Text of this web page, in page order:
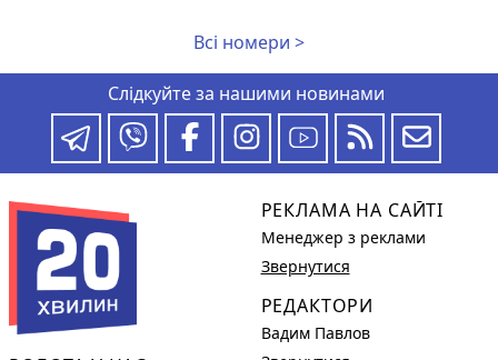
Всі номери >
Слідкуйте за нашими новинами
РЕКЛАМА НА САЙТІ
Менеджер з реклами
Звернутися
РЕДАКТОРИ
Вадим Павлов